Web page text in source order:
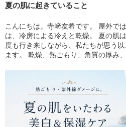
夏の肌に起きていること
こんにちは。寺﨑友希です。 屋外で
は、冷房による冷えと乾燥。 夏の肌
度も行き来しながら、私たちが思う
ます。 乾燥、熱ごもり、角質の厚み